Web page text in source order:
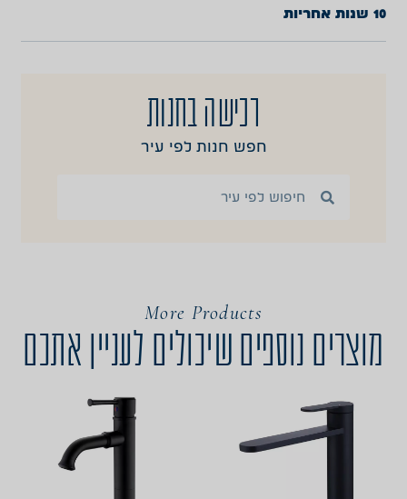
10 שנות אחריות
רכישה בחנות
חפש חנות לפי עיר
More Products
מוצרים נוספים שיכולים לעניין אתכם